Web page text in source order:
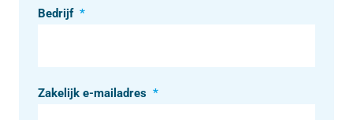
Bedrijf *
Zakelijk e-mailadres *